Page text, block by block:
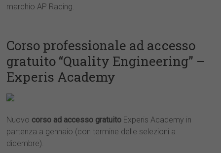
marchio AP Racing.​
Corso professionale ad accesso
gratuito “Quality Engineering” –
Experis Academy
Nuovo corso ad accesso gratuito Experis Academy in
partenza a gennaio (con termine delle selezioni a
dicembre).